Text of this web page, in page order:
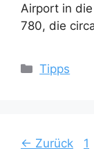
Airport in
780, die
Kategorien
Tipps
← Zurück 1